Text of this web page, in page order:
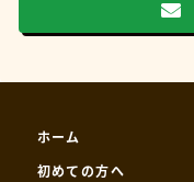
ホーム
初めての方へ